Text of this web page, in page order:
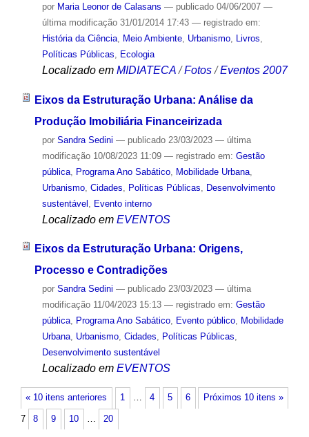
por Maria Leonor de Calasans — publicado04/06/2007 —
última modificação31/01/2014 17:43 — registrado em:
História da Ciência, Meio Ambiente, Urbanismo, Livros
Políticas Públicas
Ecologia
Localizado em MIDIATECA /Fotos /Eventos 2007
Eixos da Estruturação Urbana: Análise da
Produção Imobiliária Financeirizada
por Sandra Sedini — publicado23/03/2023 — última
modificação10/08/2023 11:09 — registrado em: Gestão
pública, Programa Ano Sabático, Mobilidade Urbana,
Urbanismo, Cidades Políticas Públicas
Desenvolvimento
sustentável
Evento interno
Localizado em EVENTOS
Eixos da Estruturação Urbana: Origens,
Processo e Contradições
por Sandra Sedini — publicado23/03/2023 — última
modificação11/04/2023 15:13 — registrado em: Gestão
pública, Programa Ano Sabático, Evento público, Mobilidade
Urbana, Urbanismo, Cidades, Políticas Públicas,
Desenvolvimento sustentável
Localizado em EVENTOS
« 10 itens anteriores Próximos 10 itens »
1 … 4 5 6
7 8 9 10 … 20